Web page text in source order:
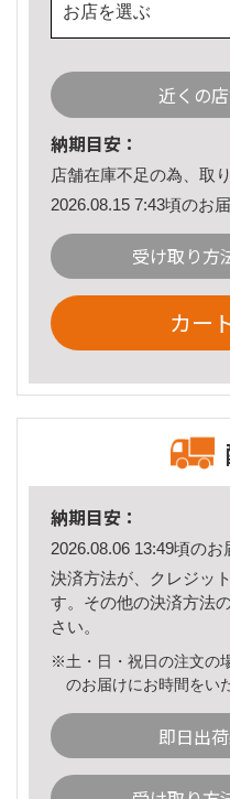
お店を選ぶ
近くの
納期目安：
店舗在庫不足の為、取
2026.08.15 7:43頃のお
受け取り方
カー
納期目安：
2026.08.06 13:49頃のお
決済方法が、クレジッ
す。その他の決済方法
さい。
※土・日・祝日の注文の
のお届けにお時間をい
即日出